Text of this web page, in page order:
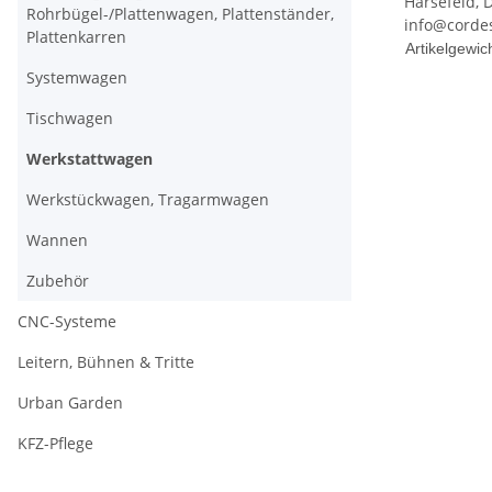
Wert
Rohrbügel-/Plattenwagen, Plattenständer,
Plattenkarren
Systemwagen
Tischwagen
Werkstattwagen
Werkstückwagen, Tragarmwagen
Wannen
Zubehör
CNC-Systeme
Leitern, Bühnen & Tritte
Urban Garden
KFZ-Pflege